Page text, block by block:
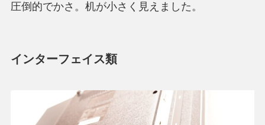
圧倒的でかさ。机が小さく見えました。
インターフェイス類